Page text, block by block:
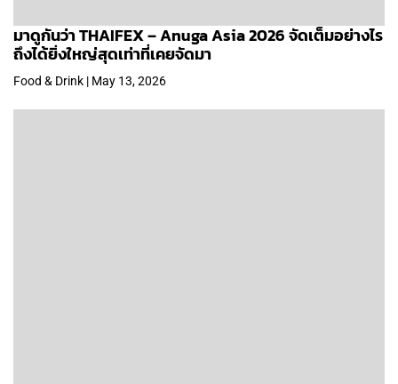
มาดูกันว่า THAIFEX – Anuga Asia 2026 จัดเต็มอย่างไร
ถึงได้ยิ่งใหญ่สุดเท่าที่เคยจัดมา
Food & Drink | May 13, 2026